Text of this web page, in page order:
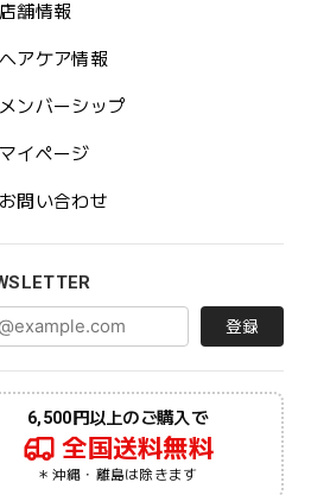
店舗情報
ヘアケア情報
メンバーシップ
マイページ
お問い合わせ
登録
6,500円以上のご購入で
全国送料無料
＊沖縄・離島は除きます